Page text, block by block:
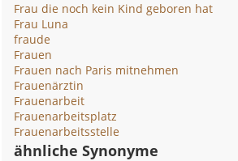
Frau die noch kein Kind geboren hat
Frau Luna
fraude
Frauen
Frauen nach Paris mitnehmen
Frauenärztin
Frauenarbeit
Frauenarbeitsplatz
Frauenarbeitsstelle
ähnliche Synonyme